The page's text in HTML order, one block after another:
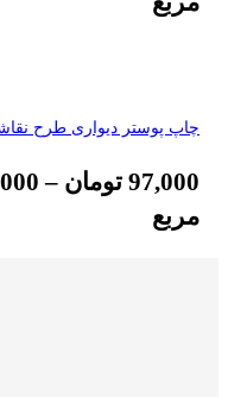
چاپ پوستر دیواری طرح نقاشی
97,000 تومان –
مربع